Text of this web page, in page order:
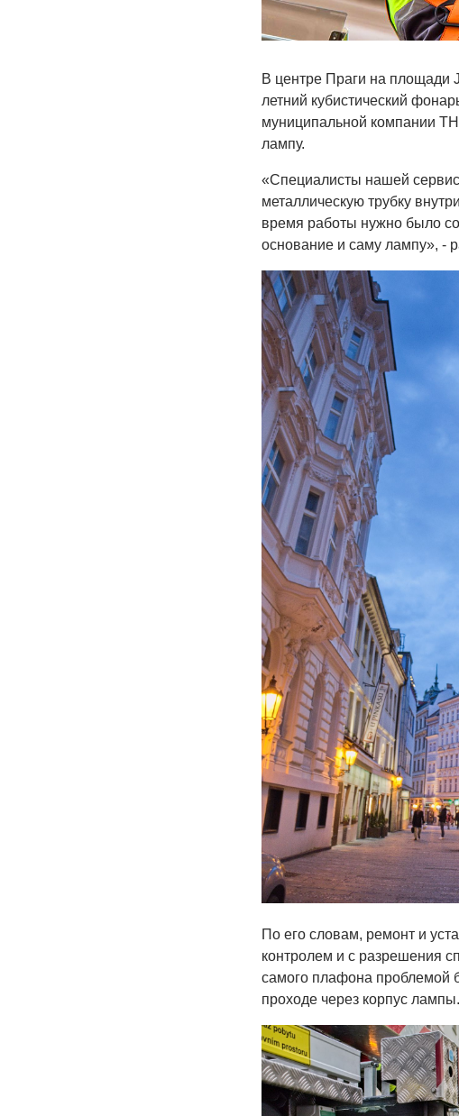
В центре Праги на площади
летний кубистический
муниципальной компании
лампу.
«Специалисты нашей
металлическую трубку
время работы нужно было
основание и саму лампу», -
По его словам, ремонт и
контролем и с разрешения
самого плафона проблемой
проходе через корпус лампы.